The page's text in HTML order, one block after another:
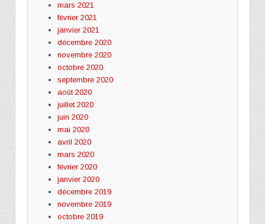
mars 2021
février 2021
janvier 2021
décembre 2020
novembre 2020
octobre 2020
septembre 2020
août 2020
juillet 2020
juin 2020
mai 2020
avril 2020
mars 2020
février 2020
janvier 2020
décembre 2019
novembre 2019
octobre 2019